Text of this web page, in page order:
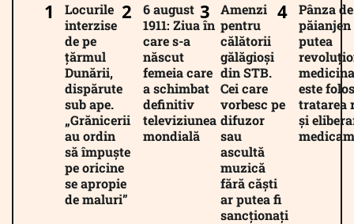
Locurile
interzise
de pe
țărmul
Dunării,
dispărute
sub ape.
„Grănicerii
au ordin
să împuște
pe oricine
se apropie
de maluri”
6 august
1911: Ziua în
care s-a
născut
femeia care
a schimbat
definitiv
televiziunea
mondială
Amenzi
pentru
călătorii
gălăgioși
din STB.
Cei care
vorbesc pe
difuzor
sau
ascultă
muzică
fără căști
ar putea fi
sancționați
Pânza de
păianjen
putea
este
tratarea
și